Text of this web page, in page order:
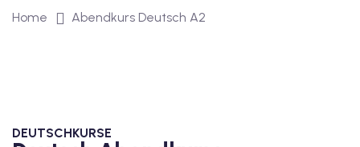
Deutsch A2
Home Abendkurs Deutsch A2
DEUTSCHKURSE